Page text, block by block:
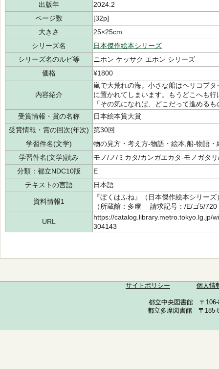
出版年
2024.2
ページ数
[32p]
大きさ
25×25cm
シリーズ名
日本傑作絵本シリーズ
シリーズ名のルビ等
ニホン ケッサク エホン シリーズ
価格
¥1800
内容紹介
嵐で大荒れの海。小さな船はヘリコプ
に置かれてしまいます。もうどこへも
「その気になれば、どこだって進める
受賞情報・賞の名称
日本絵本賞大賞
受賞情報・賞の回次(年次)
第30回
学習件名(文学)
物の見方・考え方-物語・絵本,船-物語・
学習件名(文学)読み
モノ/ノ/ミカタ/カンガエカタ-モノガタ
分類：都立NDC10版
E
テキストの言語
日本語
資料情報1
『ぼくはふね』（日本傑作絵本シリ
（所蔵館：多摩 請求記号：/E/ゴ5/
URL
https://catalog.library.metro.tokyo.lg.jp/
304143
サイトポリシー 個人情
都立中央図書館 〒
都立多摩図書館 〒185-